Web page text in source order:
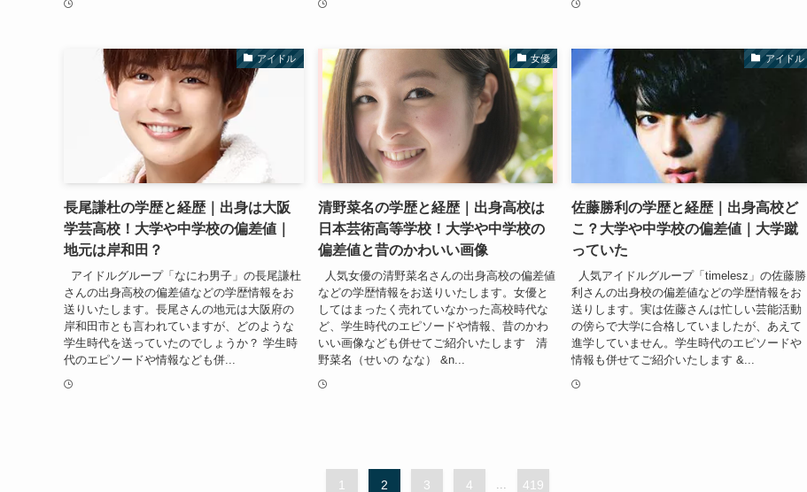
アイドル
長尾謙杜の学歴と経歴｜出身は大阪
学芸高校！大学や中学校の偏差値｜
地元は岸和田？
アイドルグループ「なにわ男子」の長尾謙杜
さんの出身高校の偏差値などの学歴情報をお
送りいたします。長尾さんの地元は大阪府の
岸和田市とも言われていますが、どのような
学生時代を送っていたのでしょうか？ 学生時
代のエピソードや情報なども併...
女優
清野菜名の学歴と経歴｜出身高校は
日本芸術高等学校！大学や中学校の
偏差値と昔のかわいい画像
人気女優の清野菜名さんの出身高校の偏差値
などの学歴情報をお送りいたします。女優と
してはまったく売れていなかった高校時代な
ど、学生時代のエピソードや情報、昔のかわ
いい画像なども併せてご紹介いたします 清
野菜名（せいの なな） &n...
アイドル
佐藤勝利の学歴と経歴｜出身高校ど
こ？大学や中学校の偏差値｜大学蹴
っていた
人気アイドルグループ「timelesz」の佐藤勝
利さんの出身校の偏差値などの学歴情報をお
送りします。実は佐藤さんは忙しい芸能活動
の傍らで大学に合格していましたが、あえて
進学していません。学生時代のエピソードや
情報も併せてご紹介いたします &...
1 2 3 4 419